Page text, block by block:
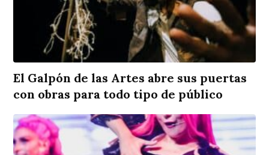
El Galpón de las Artes abre sus puertas
con obras para todo tipo de público